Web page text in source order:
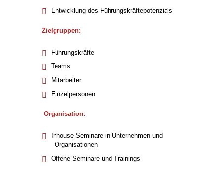
Entwicklung des Führungskräftepotenzials
Zielgruppen:
Führungskräfte
Teams
Mitarbeiter
Einzelpersonen
Organisation:
Inhouse-Seminare in Unternehmen und
Organisationen
Offene Seminare und Trainings